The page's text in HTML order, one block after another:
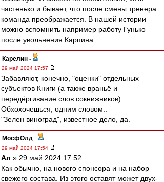
частенько и бывает, что после смены тренера
команда преображается. В нашей истории
можно вспомнить например работу Гунько
после увольнения Карпина.
Карелин -
29 май 2024 17:57
Забавляют, конечно, "оценки" отдельных
субъектов Книги (а также враньё и
передёргивание слов сокнижников).
Обхохочешься, одним словом..
"Зелен виноград", известное дело, да.
МосфОлд -
29 май 2024 17:54
Ал » 29 май 2024 17:52
Как обычно, на нового спонсора и на набор
свежего состава. Из этого оставят может двух-